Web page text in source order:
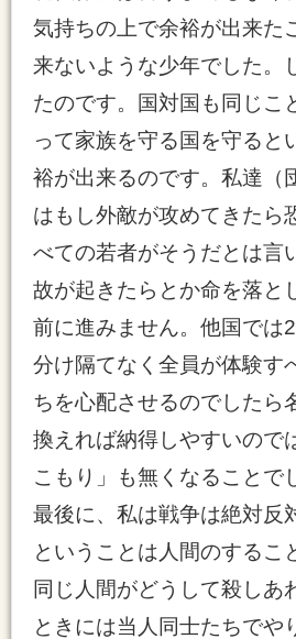
気持ちの上で余裕が出来た
来ないような少年でした。
たのです。国対国も同じこ
って家族を守る国を守ると
裕が出来るのです。私達（
はもし外敵が攻めてきたら
べての若者がそうだとは言
故が起きたらとか命を落と
前に進みません。他国では
分け隔てなく全員が体験す
ちを心配させるのでしたら
換えれば納得しやすいので
こもり」も無くなることで
最後に、私は戦争は絶対反
ということは人間のするこ
同じ人間がどうして殺しあ
ときには当人同士たちでや